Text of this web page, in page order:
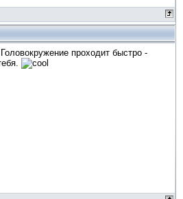
проходит быстро -